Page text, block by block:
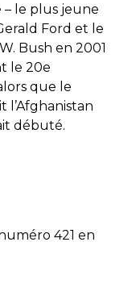
– le plus jeune
Ford et le
Bush en 2001
le 20e
que le
l’Afghanistan
débuté.
421 en